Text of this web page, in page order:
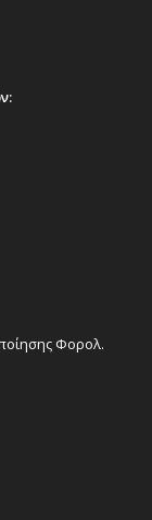
Φορολ.